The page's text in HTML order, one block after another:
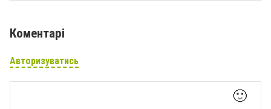
Коментарі
Авторизуватись
🙂